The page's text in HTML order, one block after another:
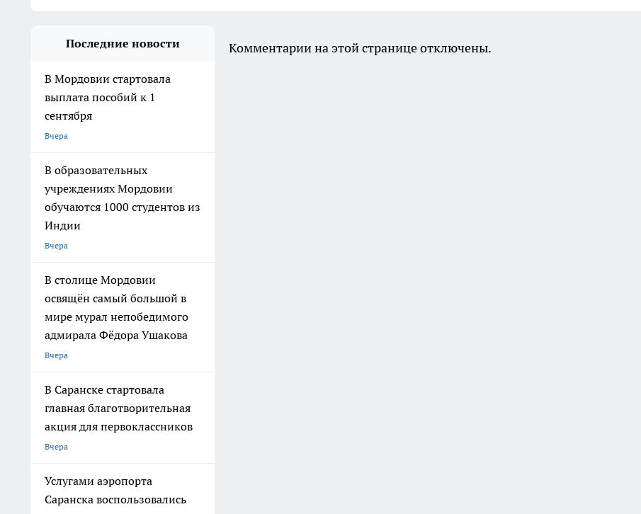
Последние новости
В Мордовии стартовала
выплата пособий к 1
сентября
Вчера
В образовательных
учреждениях Мордовии
обучаются 1000 студентов из
Индии
Вчера
В столице Мордовии
освящён самый большой в
мире мурал непобедимого
адмирала Фёдора Ушакова
Вчера
В Саранске стартовала
главная благотворительная
акция для первоклассников
Вчера
Услугами аэропорта
Саранска воспользовались
Комментарии на этой странице отключены.